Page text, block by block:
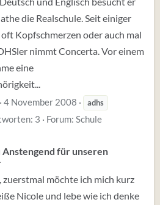
die Realschule. Seit einiger
Kopfschmerzen oder auch mal
nimmt Concerta. Vor einem
eine
4 November 2008
adhs
3 Forum: Schule
Anstengend für unseren
zuerstmal möchte ich mich kurz
Nicole und lebe wie ich denke